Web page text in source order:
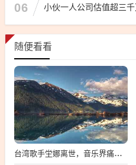
06 小伙一人公司估值超三
随便看看
台湾歌手坣娜离世，音乐界痛失璀璨之星